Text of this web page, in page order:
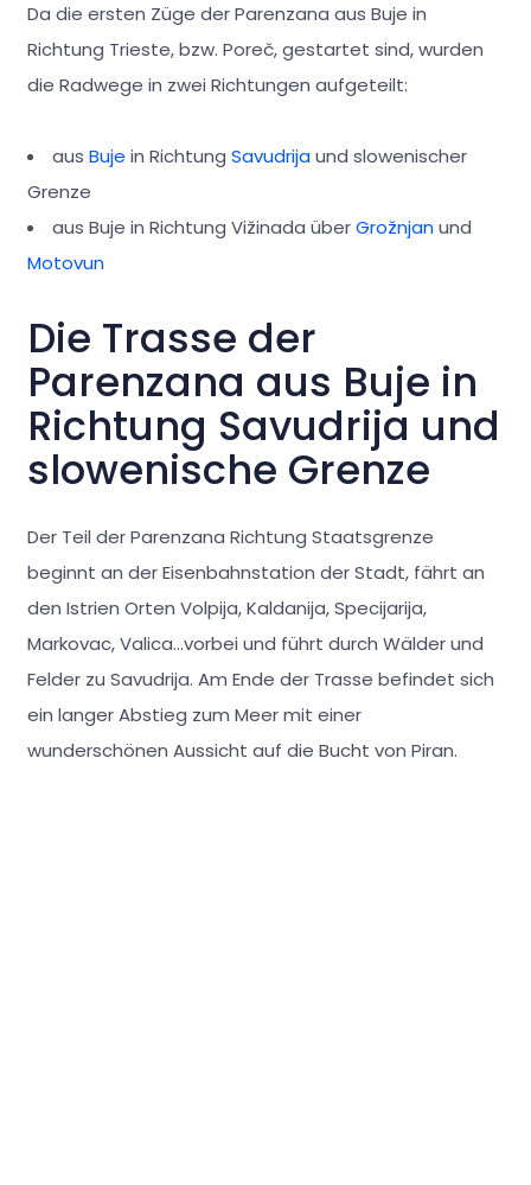
Da die ersten Züge der Parenzana aus Buje in
Richtung Trieste, bzw. Poreč, gestartet sind, wurden
die Radwege in zwei Richtungen aufgeteilt:
aus Buje in Richtung Savudrijaund slowenischer
Grenze
aus Buje in Richtung Vižinada überGrožnjanund
Motovun
Die Trasse der
Parenzana aus Buje in
Richtung Savudrija und
slowenische Grenze
Der Teil der Parenzana Richtung Staatsgrenze
beginnt an der Eisenbahnstation der Stadt, fährt an
den Istrien Orten Volpija, Kaldanija, Specijarija,
Markovac, Valica…vorbei und führt durch Wälder und
Felder zu Savudrija. Am Ende der Trasse befindet sich
ein langer Abstieg zum Meer mit einer
wunderschönen Aussicht auf die Bucht von Piran.